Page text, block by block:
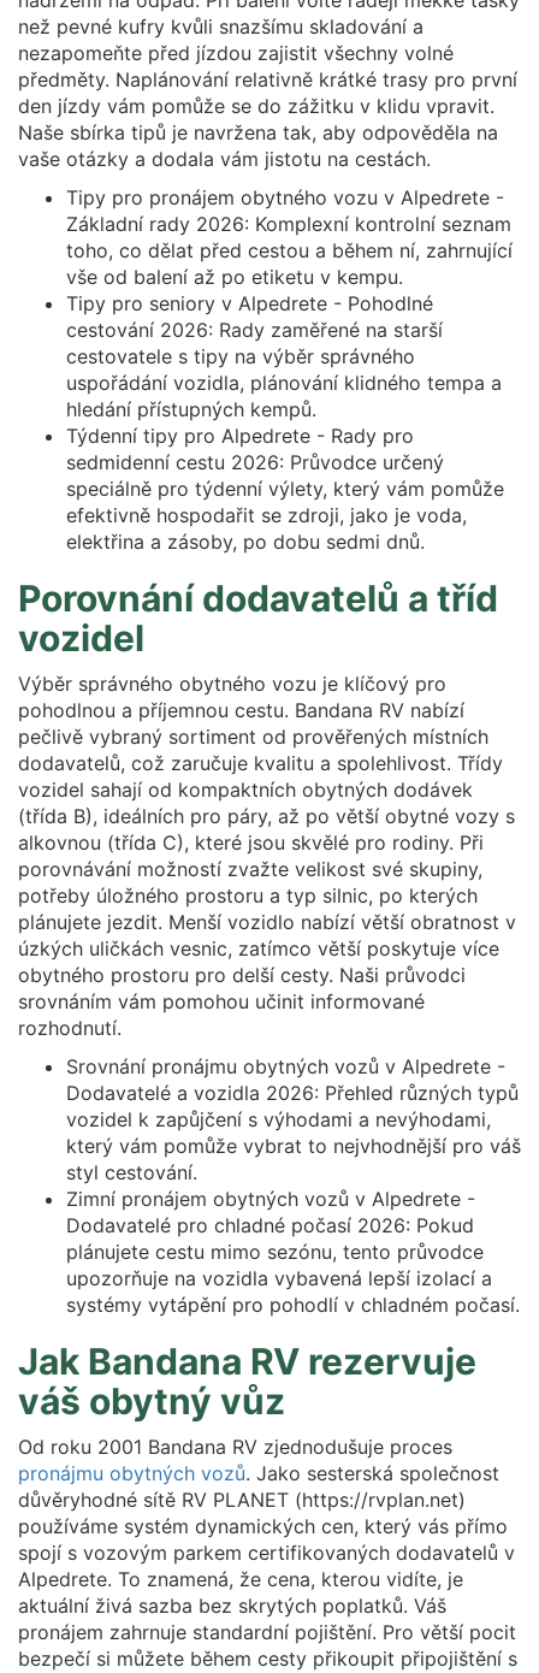
než pevné kufry kvůli snazšímu skladování a
nezapomeňte před jízdou zajistit všechny volné
předměty. Naplánování relativně krátké trasy pro první
den jízdy vám pomůže se do zážitku v klidu vpravit.
Naše sbírka tipů je navržena tak, aby odpověděla na
vaše otázky a dodala vám jistotu na cestách.
Tipy pro pronájem obytného vozu v Alpedrete -
Základní rady 2026: Komplexní kontrolní seznam
toho, co dělat před cestou a během ní, zahrnující
vše od balení až po etiketu v kempu.
Tipy pro seniory v Alpedrete - Pohodlné
cestování 2026: Rady zaměřené na starší
cestovatele s tipy na výběr správného
uspořádání vozidla, plánování klidného tempa a
hledání přístupných kempů.
Týdenní tipy pro Alpedrete - Rady pro
sedmidenní cestu 2026: Průvodce určený
speciálně pro týdenní výlety, který vám pomůže
efektivně hospodařit se zdroji, jako je voda,
elektřina a zásoby, po dobu sedmi dnů.
Porovnání dodavatelů a tříd
vozidel
Výběr správného obytného vozu je klíčový pro
pohodlnou a příjemnou cestu. Bandana RV nabízí
pečlivě vybraný sortiment od prověřených místních
dodavatelů, což zaručuje kvalitu a spolehlivost. Třídy
vozidel sahají od kompaktních obytných dodávek
(třída B), ideálních pro páry, až po větší obytné vozy s
alkovnou (třída C), které jsou skvělé pro rodiny. Při
porovnávání možností zvažte velikost své skupiny,
potřeby úložného prostoru a typ silnic, po kterých
plánujete jezdit. Menší vozidlo nabízí větší obratnost v
úzkých uličkách vesnic, zatímco větší poskytuje více
obytného prostoru pro delší cesty. Naši průvodci
srovnáním vám pomohou učinit informované
rozhodnutí.
Srovnání pronájmu obytných vozů v Alpedrete -
Dodavatelé a vozidla 2026: Přehled různých typů
vozidel k zapůjčení s výhodami a nevýhodami,
který vám pomůže vybrat to nejvhodnější pro váš
styl cestování.
Zimní pronájem obytných vozů v Alpedrete -
Dodavatelé pro chladné počasí 2026: Pokud
plánujete cestu mimo sezónu, tento průvodce
upozorňuje na vozidla vybavená lepší izolací a
systémy vytápění pro pohodlí v chladném počasí.
Jak Bandana RV rezervuje
váš obytný vůz
Od roku 2001 Bandana RV zjednodušuje proces
pronájmu obytných vozů. Jako sesterská společnost
důvěryhodné sítě RV PLANET (https://rvplan.net)
používáme systém dynamických cen, který vás přímo
spojí s vozovým parkem certifikovaných dodavatelů v
Alpedrete. To znamená, že cena, kterou vidíte, je
aktuální živá sazba bez skrytých poplatků. Váš
pronájem zahrnuje standardní pojištění. Pro větší pocit
bezpečí si můžete během cesty přikoupit připojištění s